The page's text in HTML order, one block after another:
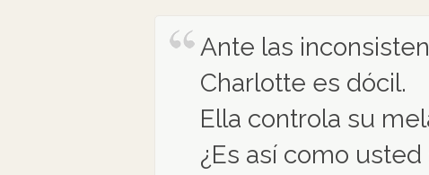
Ante las
Charlotte es dócil.
Ella controla su
¿Es así como